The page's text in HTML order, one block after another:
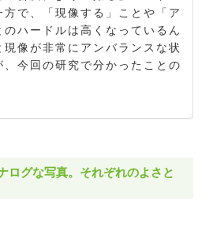
で、「現像する」ことや「ア
のハードルは高くなっているん
像が非常にアンバランスな状
今回の研究で分かったことの
ログな写真。それぞれのよさと